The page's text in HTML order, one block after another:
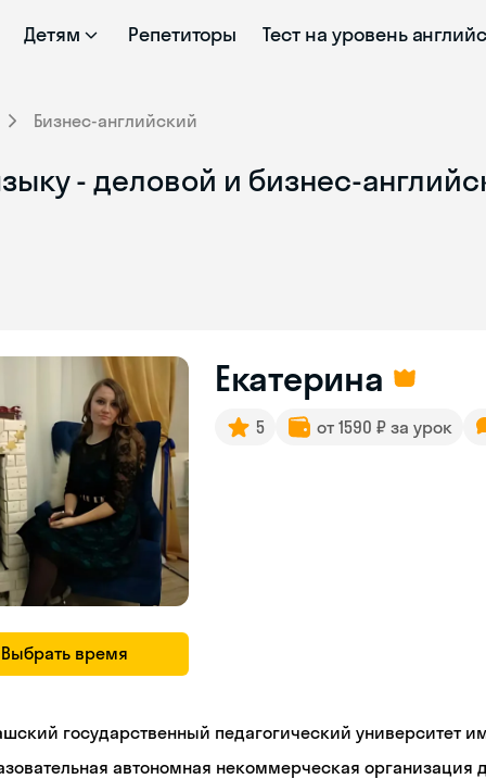
Детям Репетиторы Тест на уровень
Бизнес-английский
- деловой и бизнес-
Выбрать время
Екатерина
5 от 1590 ₽ за урок
государственный педагогический университет
автономная некоммерческая организация